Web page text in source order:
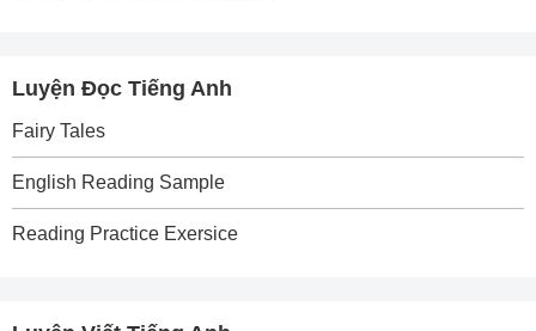
Luyện Đọc Tiếng Anh
Fairy Tales
English Reading Sample
Reading Practice Exersice